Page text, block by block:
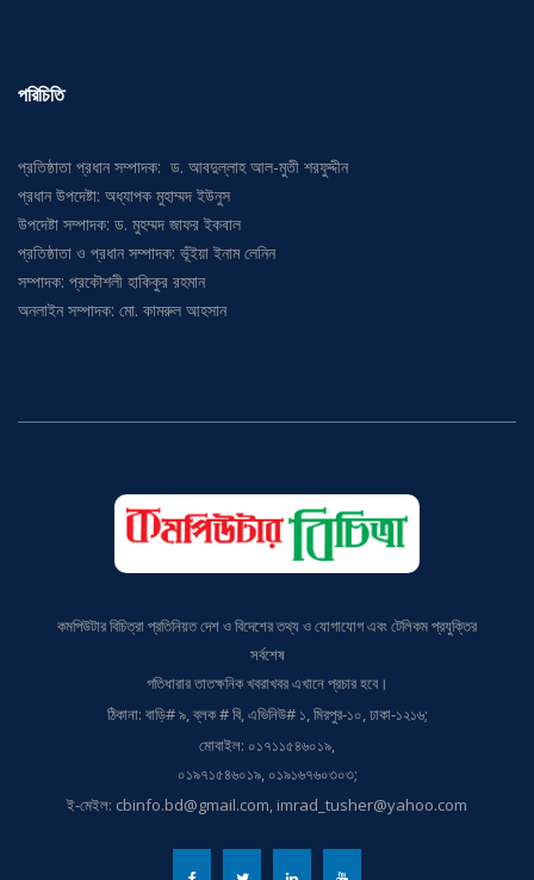
প্রতিষ্ঠাতা প্রধান সম্পাদক: ড. আবদুল্লাহ আল-মুতী শরফুদ্দীন
প্রধান উপদেষ্টা: অধ্যাপক মুহাম্মদ ইউনুস
উপদেষ্টা সম্পাদক: ড. মুহম্মদ জাফর ইকবাল
প্রতিষ্ঠাতা ও প্রধান সম্পাদক: ভূঁইয়া ইনাম লেনিন
সম্পাদক: প্রকৌশলী হাকিকুর রহমান
কমপিউটার বিচিত্রা প্রতিনিয়ত দেশ ও বিদেশের তথ্য ও যোগাযোগ এবং টেলিকম প্রযুক্তির
সর্বশেষ
গতিধারার তাতক্ষনিক খবরাখবর এখানে প্রচার হবে।
ঠিকানা: বাড়ি# ৯, ব্লক # বি, এভিনিউ# ১, মিরপুর-১০, ঢাকা-১২১৬;
মোবাইল: ০১৭১১৫৪৬০১৯,
০১৯৭১৫৪৬০১৯, ০১৯১৬৭৬০৩০৩;